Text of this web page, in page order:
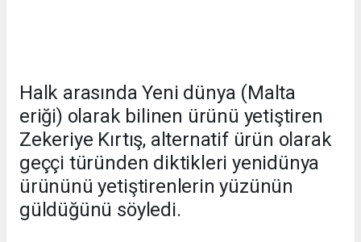
Halk arasında Yeni dünya (Malta
eriği) olarak bilinen ürünü yetiştiren
Zekeriye Kırtış, alternatif ürün olarak
geççi türünden diktikleri yenidünya
ürününü yetiştirenlerin yüzünün
güldüğünü söyledi.